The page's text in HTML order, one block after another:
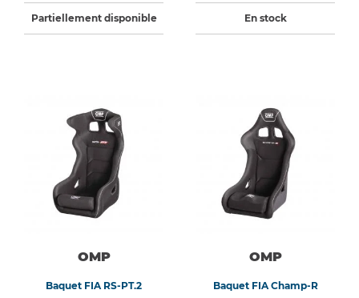
Partiellement disponible En stock
OMP
Baquet FIA RS-PT.2
OMP
Baquet FIA Champ-R